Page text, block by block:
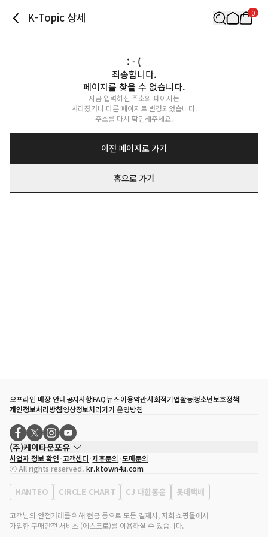
K-Topic 상세 0
: - (
죄송합니다.
페이지를 찾을 수 없습니다.
지금 입력하신 주소의 페이지는
사라졌거나 다른 페이지로 변경되었습니다.
주소를 다시 확인해주세요.
이전 페이지로 가기
홈으로 가기
오프라인 매장 안내공지사항FAQ뉴스이용약관사회적기업활동청소년보호정책
개인정보처리방침영상정보처리기기 운영방침
(주)케이타운포유
대표자
송효민
사업자등록번호
120-87-71116
통신판매업 신고번호 제2011-서울강남-02223
대표전화
02-552-9855
사업자 정보 확인 고객센터 제휴문의 도매문의
ⓒ All rights reserved. kr.ktown4u.com
HANTEO CIRCLE CHART CJ 대한통운 롯데택배
고객님의 안전거래를 위해 현금 등으로 모든 결제시, 저희 쇼핑몰에서
가입한 구매안전 서비스 (에스크로)를 이용하실 수 있습니다.